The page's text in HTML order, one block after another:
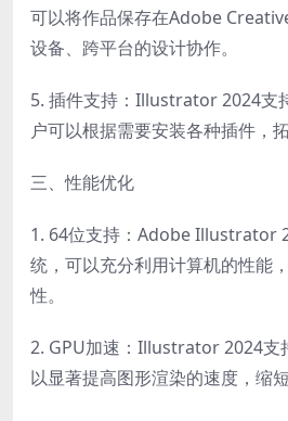
可以将作品保存在Adobe
设备、跨平台的设计协作。
5. 插件支持：Illustrator 2024支
户可以根据需要安装各种插件，
三、性能优化
1. 64位支持：Adobe Illustrator
统，可以充分利用计算机的性能
性。
2. GPU加速：Illustrator 2024支
以显著提高图形渲染的速度，缩短